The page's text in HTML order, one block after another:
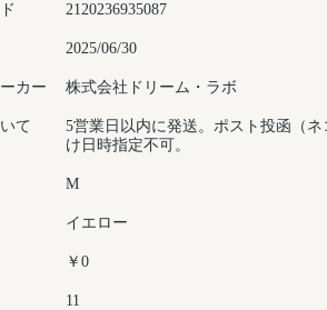
2120236935087
2025/06/30
カー 株式会社ドリーム・ラボ
て
5営業日以内に発送。ポスト投函（
け日時指定不可。
M
イエロー
￥0
11